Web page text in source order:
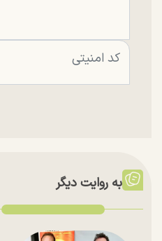
به روایت دیگر